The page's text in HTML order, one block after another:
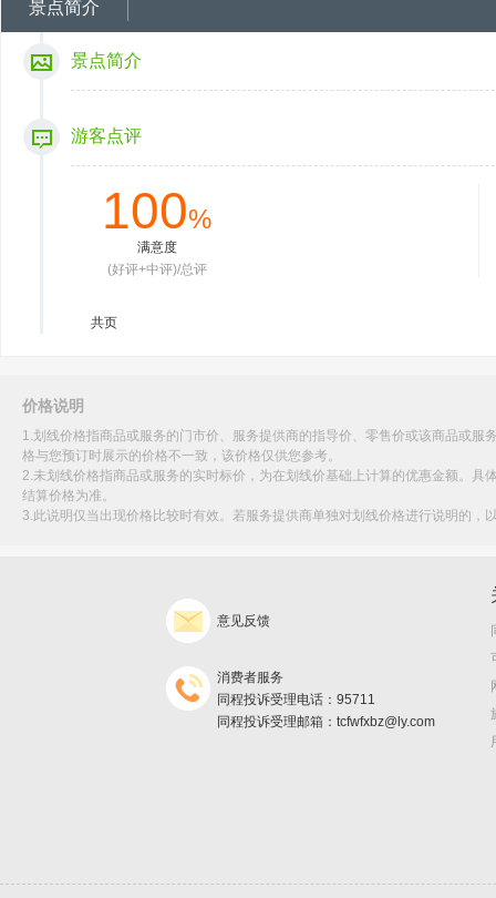
景点简介
景点简介
游客点评
100%
满意度
(好评+中评)/总评
共页
价格说明
1.划线价格指商品或服务的门市价、服务提供商的指导价、零售价或该商品或
格与您预订时展示的价格不一致，该价格仅供您参考。
2.未划线价格指商品或服务的实时标价，为在划线价基础上计算的优惠金额。
结算价格为准。
3.此说明仅当出现价格比较时有效。若服务提供商单独对划线价格进行说明的
意见反馈
消费者服务
同程投诉受理电话：95711
同程投诉受理邮箱：tcfwfxbz@ly.com